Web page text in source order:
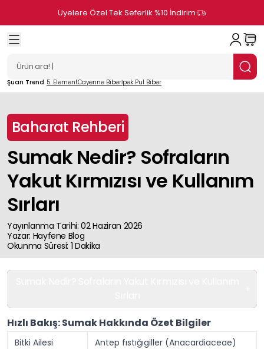
Üyelere Özel Tek Seferlik %10 İndirim
Şuan Trend 5. ElementCayenne Biberİpek Pul Biber
Baharat Rehberi
Sumak Nedir? Sofraların
Yakut Kırmızısı ve Kullanım
Sırları
Yayınlanma Tarihi: 02 Haziran 2026
Yazar: Hayfene Blog
Okunma Süresi: 1 Dakika
Hızlı Bakış: Sumak Hakkında Özet Bilgiler
Bitki Ailesi
Antep fıstığıgiller (Anacardiaceae)